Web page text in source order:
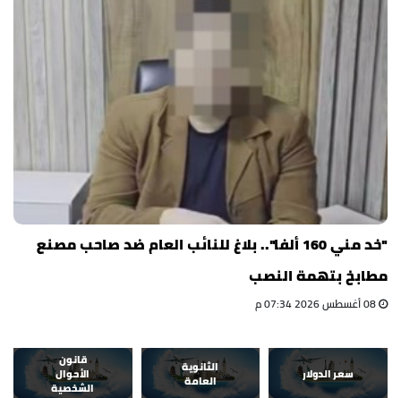
"خد مني 160 ألفا".. بلاغ للنائب العام ضد صاحب مصنع
مطابخ بتهمة النصب
سعر الدولار
الثانوية
العامة
قانون
الأحوال
الشخصية